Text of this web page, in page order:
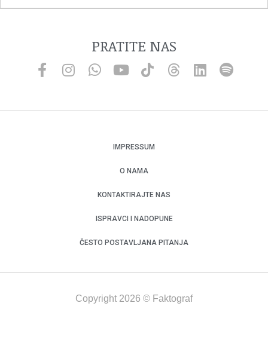
PRATITE NAS
IMPRESSUM
O NAMA
KONTAKTIRAJTE NAS
ISPRAVCI I NADOPUNE
ČESTO POSTAVLJANA PITANJA
Copyright 2026 © Faktograf